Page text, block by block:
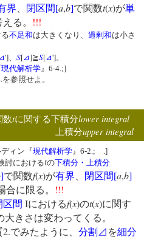
界 閉区間[a,b]で関数t(x)が単
る。 !!!
不足和は大きくなり、 過剰和は小さ
⊿']、 S[⊿]≧S[⊿']。
現代解析学 』6-4.;]
を参照せよ。
数tに関する下積分lower integral
分upper integral
ィン『現代解析学』6-2.; .]
におけるfの下積分・上積分
]で関数f(x)が有界、 閉区間[a,b]
合に限る。 !!!
区間 Iにおけるf(x)のt(x)に関す
大きさは変わってくる。
2.でみたように、 分割⊿ を細分